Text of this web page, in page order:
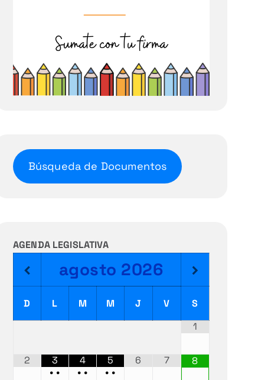
Búsqueda de Documentos
AGENDA LEGISLATIVA
agosto 2026
D L M M J V
S
1
2
3
• •
4
• •
5
• •
6 7 8